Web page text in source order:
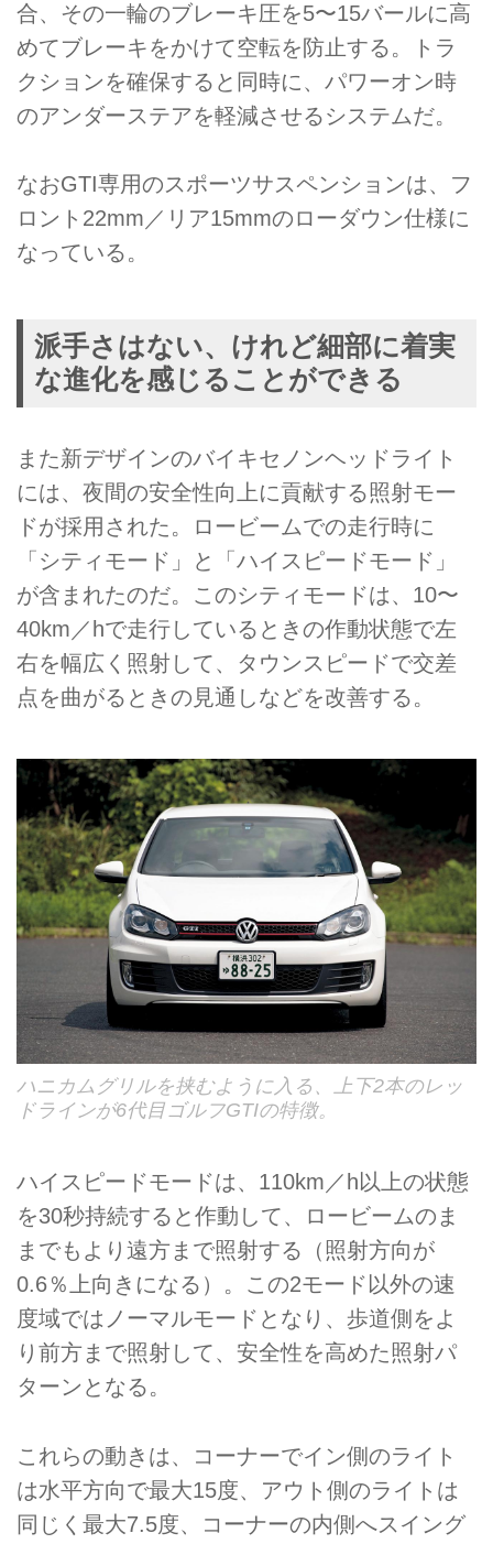
合、その一輪のブレーキ圧を5〜15バールに高
めてブレーキをかけて空転を防止する。トラ
クションを確保すると同時に、パワーオン時
のアンダーステアを軽減させるシステムだ。
なおGTI専用のスポーツサスペンションは、フ
ロント22mm／リア15mmのローダウン仕様に
なっている。
派手さはない、けれど細部に着実
な進化を感じることができる
また新デザインのバイキセノンヘッドライト
には、夜間の安全性向上に貢献する照射モー
ドが採用された。ロービームでの走行時に
「シティモード」と「ハイスピードモード」
が含まれたのだ。このシティモードは、10〜
40km／hで走行しているときの作動状態で左
右を幅広く照射して、タウンスピードで交差
点を曲がるときの見通しなどを改善する。
ハニカムグリルを挟むように入る、上下2本のレッ
ドラインが6代目ゴルフGTIの特徴。
ハイスピードモードは、110km／h以上の状態
を30秒持続すると作動して、ロービームのま
までもより遠方まで照射する（照射方向が
0.6％上向きになる）。この2モード以外の速
度域ではノーマルモードとなり、歩道側をよ
り前方まで照射して、安全性を高めた照射パ
ターンとなる。
これらの動きは、コーナーでイン側のライト
は水平方向で最大15度、アウト側のライトは
同じく最大7.5度、コーナーの内側へスイング